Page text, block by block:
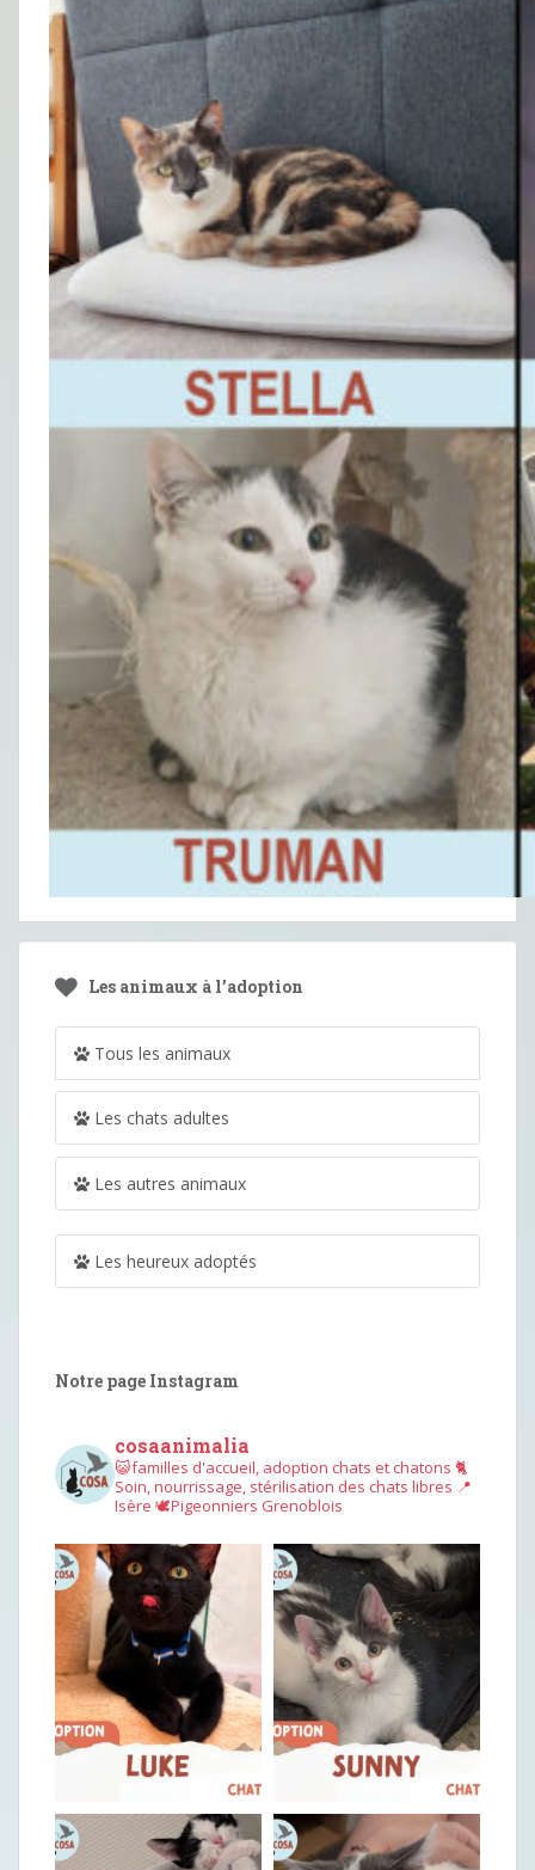
Les animaux à l’adoption
Tous les animaux
Les chats adultes
Les autres animaux
Les heureux adoptés
Notre page Instagram
cosaanimalia
😺familles d'accueil, adoption chats et chatons 🐈
Soin, nourrissage, stérilisation des chats libres 📍
Isère 🕊︎Pigeonniers Grenoblois